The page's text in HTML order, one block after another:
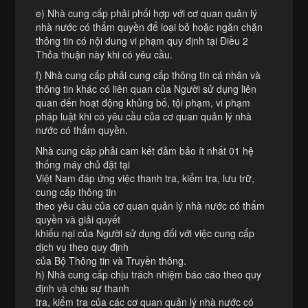
e) Nhà cung cấp phải phối hợp với cơ quan quản lý
nhà nước có thẩm quyền để loại bỏ hoặc ngăn chặn
thông tin có nội dung vi phạm quy định tại Điều 2
Thỏa thuận này khi có yêu cầu.
f) Nhà cung cấp phải cung cấp thông tin cá nhân và
thông tin khác có liên quan của Người sử dụng liên
quan đến hoạt động khủng bố, tội phạm, vi phạm
pháp luật khi có yêu cầu của cơ quan quản lý nhà
nước có thẩm quyền.
Nhà cung cấp phải cam kết đảm bảo ít nhất 01 hệ
thống máy chủ đặt tại
Việt Nam đáp ứng việc thanh tra, kiểm tra, lưu trữ,
cung cấp thông tin
theo yêu cầu của cơ quan quản lý nhà nước có thẩm
quyền và giải quyết
khiếu nại của Người sử dụng đối với việc cung cấp
dịch vụ theo quy định
của Bộ Thông tin và Truyền thông.
h) Nhà cung cấp chịu trách nhiệm báo cáo theo quy
định và chịu sự thanh
tra, kiểm tra của các cơ quan quản lý nhà nước có